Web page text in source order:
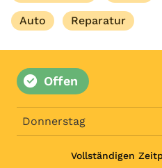
Auto Reparatur
Offen
Donnerstag
Vollständigen